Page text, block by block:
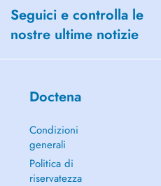
Seguici e controlla le
nostre ultime notizie
Doctena
Condizioni
generali
Politica di
riservatezza